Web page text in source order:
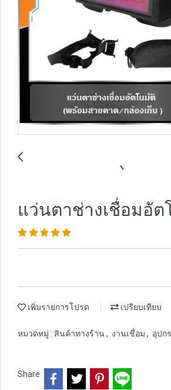
แว่นตาช่างเชื่อมอั
เพิ่มรายการโปรด เปรียบเทียบ
หมวดหมู่ : สินค้าทางร้าน, งานเชื่อม , อุปก
Share